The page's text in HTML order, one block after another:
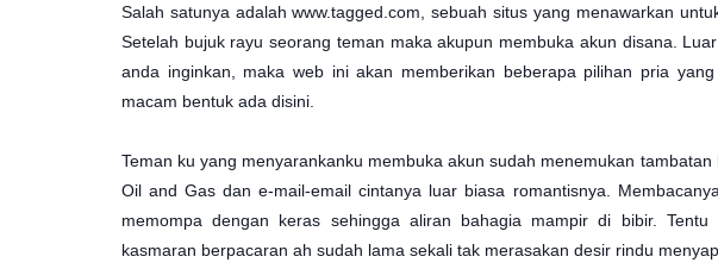
Salah satunya adalah www.tagged.com, sebuah situs yang menawarkan
Setelah bujuk rayu seorang teman maka akupun membuka akun disana.
anda inginkan, maka web ini akan memberikan beberapa pilihan pria
macam bentuk ada disini.
Teman ku yang menyarankanku membuka akun sudah menemukan
Oil and Gas dan e-mail-email cintanya luar biasa romantisnya.
memompa dengan keras sehingga aliran bahagia mampir di bibir. Tentu
kasmaran berpacaran ah sudah lama sekali tak merasakan desir rindu